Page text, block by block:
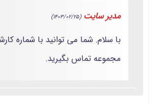
مدیر سایت (1403/02/25)
با سلام. شما می توانید با شماره
مجموعه تماس بگیرید.